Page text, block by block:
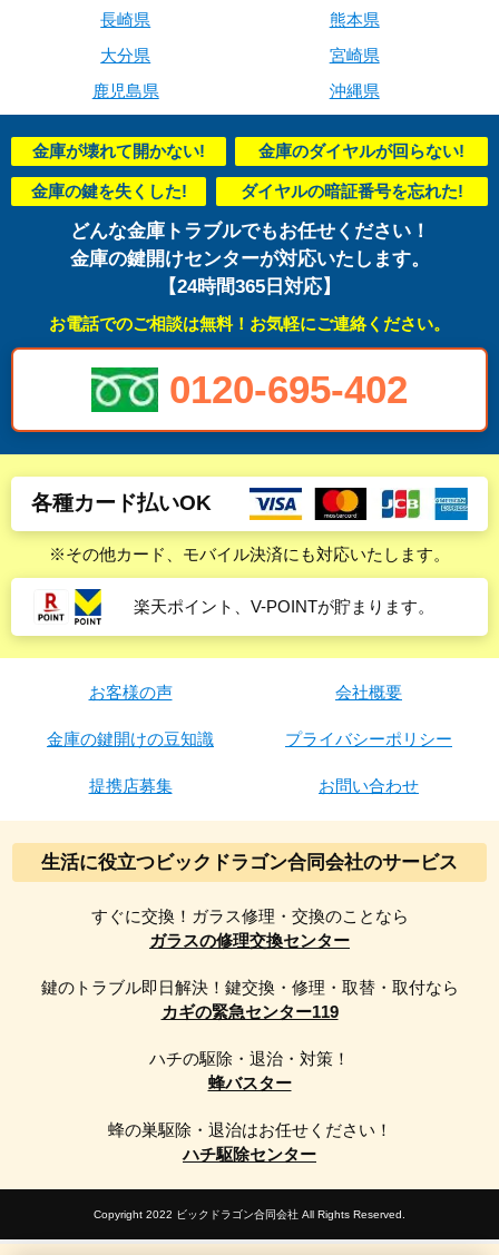
長崎県
熊本県
大分県
宮崎県
鹿児島県
沖縄県
金庫が壊れて開かない! 金庫のダイヤルが回らない!
金庫の鍵を失くした! ダイヤルの暗証番号を忘れた!
どんな金庫トラブルでもお任せください！
金庫の鍵開けセンターが対応いたします。
【24時間365日対応】
お電話でのご相談は無料！お気軽にご連絡ください。
0120-695-402
各種カード払いOK
※その他カード、モバイル決済にも対応いたします。
楽天ポイント、V-POINTが貯まります。
お客様の声 会社概要
金庫の鍵開けの豆知識 プライバシーポリシー
提携店募集 お問い合わせ
生活に役立つビックドラゴン合同会社のサービス
すぐに交換！ガラス修理・交換のことなら
ガラスの修理交換センター
鍵のトラブル即日解決！鍵交換・修理・取替・取付なら
カギの緊急センター119
ハチの駆除・退治・対策！
蜂バスター
蜂の巣駆除・退治はお任せください！
ハチ駆除センター
Copyright 2022 ビックドラゴン合同会社 All Rights Reserved.